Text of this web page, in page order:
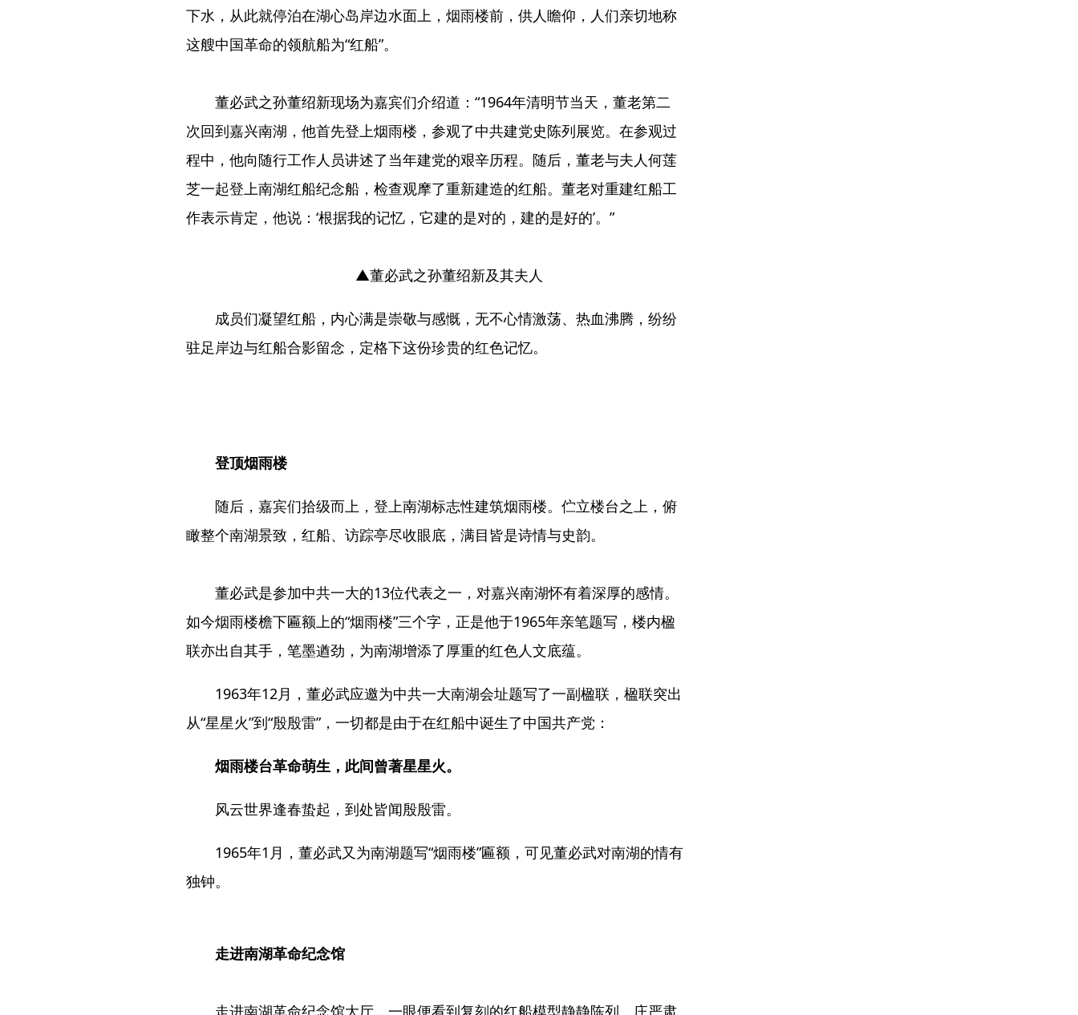
下水，从此就停泊在湖心岛岸边水面上，烟雨楼前，供人瞻仰，人们亲切地称
这艘中国革命的领航船为“红船”。
董必武之孙董绍新现场为嘉宾们介绍道：“1964年清明节当天，董老第二
次回到嘉兴南湖，他首先登上烟雨楼，参观了中共建党史陈列展览。在参观过
程中，他向随行工作人员讲述了当年建党的艰辛历程。随后，董老与夫人何莲
芝一起登上南湖红船纪念船，检查观摩了重新建造的红船。董老对重建红船工
作表示肯定，他说：‘根据我的记忆，它建的是对的，建的是好的’。”
▲董必武之孙董绍新及其夫人
成员们凝望红船，内心满是崇敬与感慨，无不心情激荡、热血沸腾，纷纷
驻足岸边与红船合影留念，定格下这份珍贵的红色记忆。
登顶烟雨楼
随后，嘉宾们拾级而上，登上南湖标志性建筑烟雨楼。伫立楼台之上，俯
瞰整个南湖景致，红船、访踪亭尽收眼底，满目皆是诗情与史韵。
董必武是参加中共一大的13位代表之一，对嘉兴南湖怀有着深厚的感情。
如今烟雨楼檐下匾额上的“烟雨楼”三个字，正是他于1965年亲笔题写，楼内楹
联亦出自其手，笔墨遒劲，为南湖增添了厚重的红色人文底蕴。
1963年12月，董必武应邀为中共一大南湖会址题写了一副楹联，楹联突出
从“星星火”到“殷殷雷”，一切都是由于在红船中诞生了中国共产党：
烟雨楼台革命萌生，此间曾著星星火。
风云世界逢春蛰起，到处皆闻殷殷雷。
1965年1月，董必武又为南湖题写“烟雨楼”匾额，可见董必武对南湖的情有
独钟。
走进南湖革命纪念馆
走进南湖革命纪念馆大厅，一眼便看到复刻的红船模型静静陈列、庄严肃